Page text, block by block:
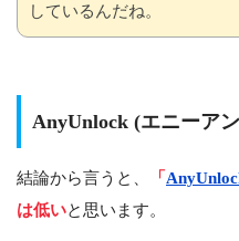
しているんだね。
AnyUnlock (エニーア
結論から言うと、 「
は低いと思います。